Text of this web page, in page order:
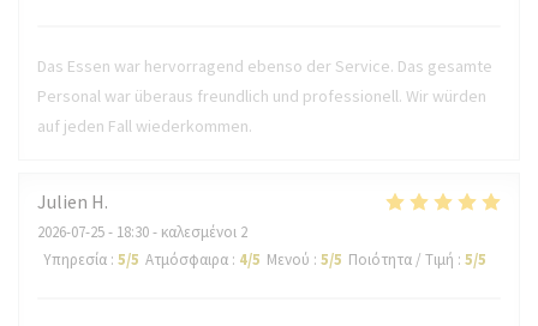
Das Essen war hervorragend ebenso der Service. Das gesamte
Personal war überaus freundlich und professionell. Wir würden
auf jeden Fall wiederkommen.
Julien H
2026-07-25- 18:30 - καλεσμένοι 2
Υπηρεσία : 5/5 Ατμόσφαιρα : 4/5 Μενού : 5/5 Ποιότητα / Τιμή : 5/5